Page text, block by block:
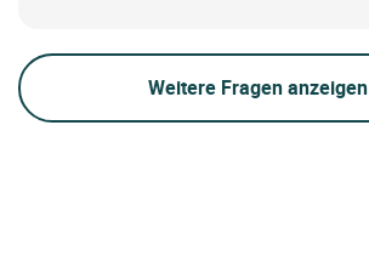
Weitere Fragen anzeigen